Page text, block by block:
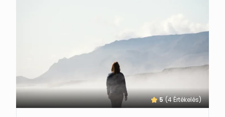
5 (4 Értékelés)